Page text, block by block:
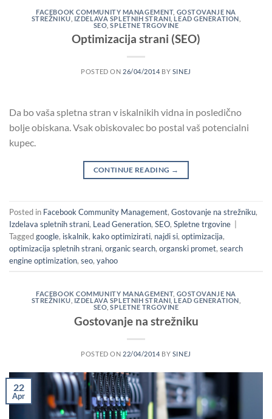
FACEBOOK COMMUNITY MANAGEMENT, GOSTOVANJE NA
STREŽNIKU IZDELAVA SPLETNIH STRANI ,LEAD GENERATION
SEO ,SPLETNE TRGOVINE
Optimizacija strani (SEO)
POSTED ON 26/04/2014BY SINEJ
Da bo vaša spletna stran v iskalnikih vidna in posledično
bolje obiskana. Vsak obiskovalec bo postal vaš potencialni
kupec.
CONTINUE READING →
Posted in Facebook Community Management, Gostovanje na strežniku,
Izdelava spletnih strani, Lead Generation, SEO, Spletne trgovine
Taggedgoogle, iskalnik, kako optimizirati, najdi si, optimizacija,
optimizacija spletnih strani, organic search, organski promet, search
engine optimization, seo, yahoo
FACEBOOK COMMUNITY MANAGEMENT, GOSTOVANJE NA
STREŽNIKU IZDELAVA SPLETNIH STRANI ,LEAD GENERATION
SEO ,SPLETNE TRGOVINE
Gostovanje na strežniku
POSTED ON 22/04/2014BY SINEJ
22
Apr